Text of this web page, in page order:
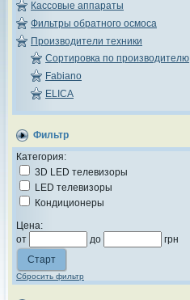
Кассовые аппараты
Фильтры обратного осмоса
Производители техники
Сортировка по производителю
Fabiano
ELICA
Фильтр
Категория:
3D LED телевизоры
LED телевизоры
Кондиционеры
Цена:
от
до грн
Сбросить фильтр